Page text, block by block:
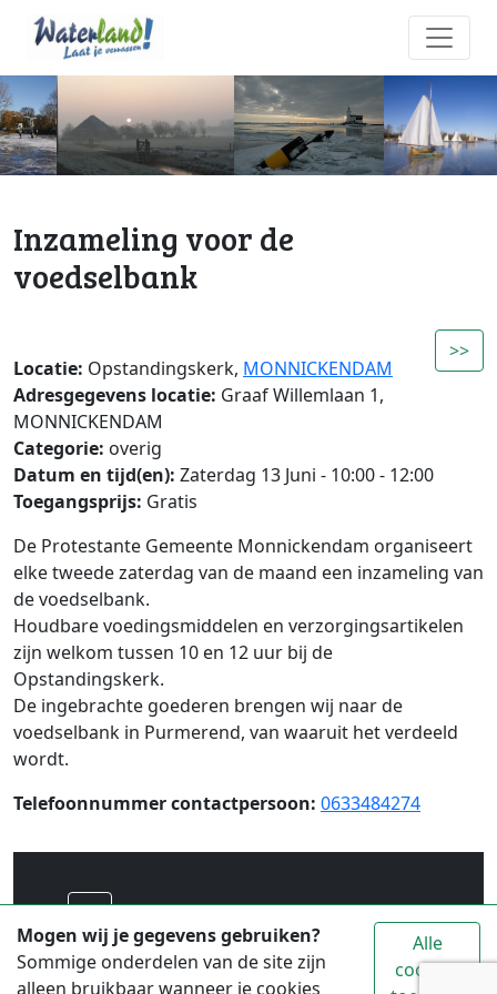
Inzameling voor de
voedselbank
>>
Locatie: Opstandingskerk, MONNICKENDAM
Adresgegevens locatie: Graaf Willemlaan 1,
MONNICKENDAM
Categorie: overig
Datum en tijd(en): Zaterdag 13 Juni - 10:00 - 12:00
Toegangsprijs: Gratis
De Protestante Gemeente Monnickendam organiseert
elke tweede zaterdag van de maand een inzameling van
de voedselbank.
Houdbare voedingsmiddelen en verzorgingsartikelen
zijn welkom tussen 10 en 12 uur bij de
Opstandingskerk.
De ingebrachte goederen brengen wij naar de
voedselbank in Purmerend, van waaruit het verdeeld
wordt.
Telefoonnummer contactpersoon: 0633484274
Mogen wij je gegevens gebruiken?
Sommige onderdelen van de site zijn
alleen bruikbaar wanneer je cookies
Alle
cookies
Voor alle toeristische informatie over
Waterland ga je naar www.vvvwaterland.nl